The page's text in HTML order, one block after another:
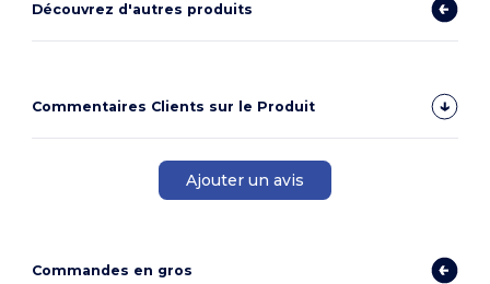
Découvrez d'autres produits
Commentaires Clients sur le Produit
Ajouter un avis
Commandes en gros